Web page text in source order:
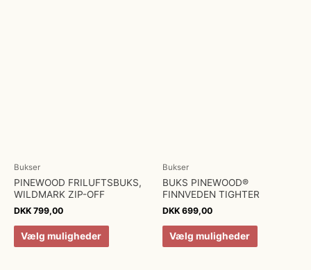
Bukser
PINEWOOD FRILUFTSBUKS,
WILDMARK ZIP-OFF
DKK 799,00
Vælg muligheder
Bukser
BUKS PINEWOOD®
FINNVEDEN TIGHTER
DKK 699,00
Vælg muligheder